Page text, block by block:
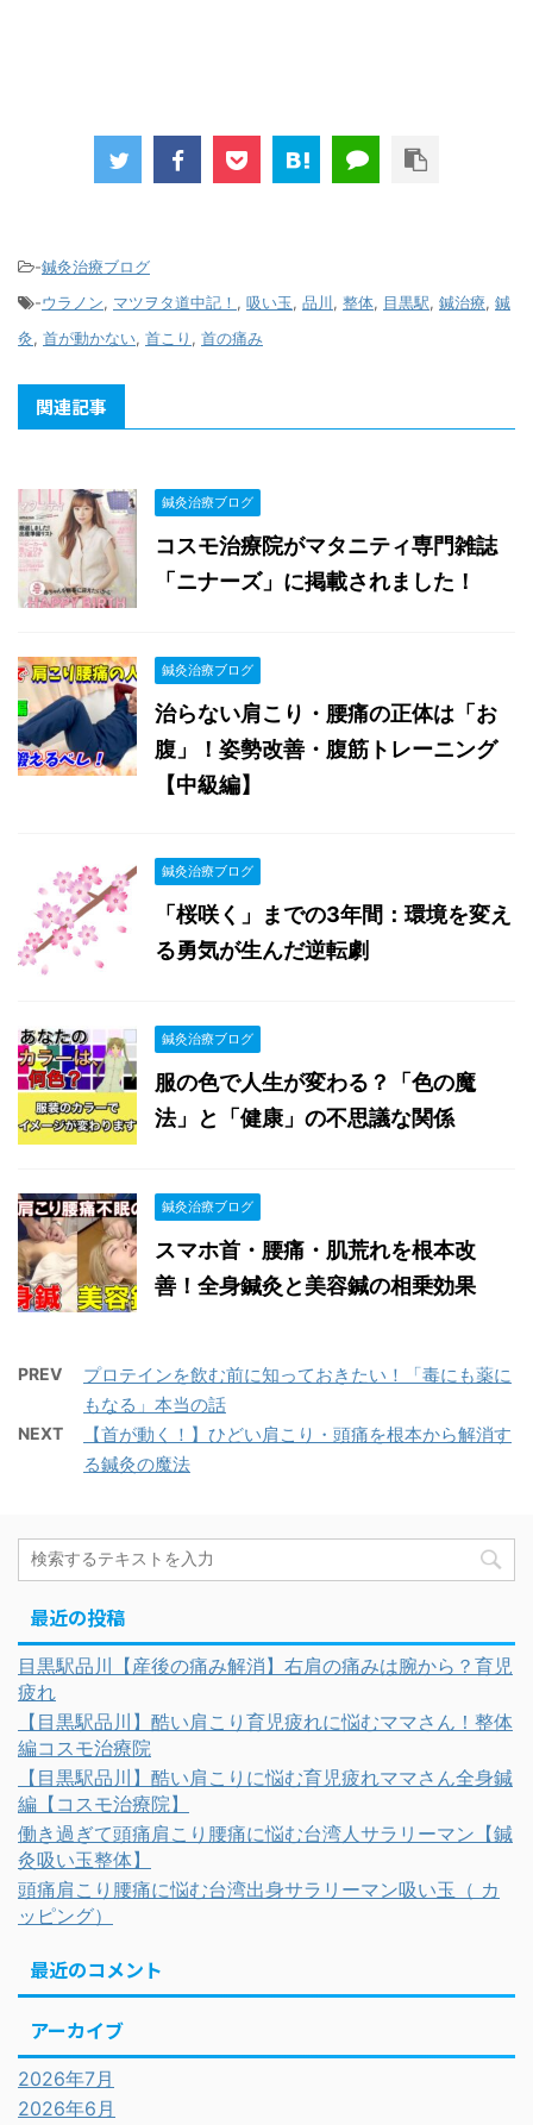
-鍼灸治療ブログ
-ウラノン, マツヲタ道中記！ , 吸い玉, 品川, 整体, 目黒駅, 鍼治療, 鍼
灸, 首が動かない, 首こり , 首の痛み
関連記事
鍼灸治療ブログ
コスモ治療院がマタニティ専門雑誌
「ニナーズ」に掲載されました！
鍼灸治療ブログ
治らない肩こり・腰痛の正体は「お
腹」！姿勢改善・腹筋トレーニング
【中級編】
鍼灸治療ブログ
「桜咲く」までの3年間：環境を変え
る勇気が生んだ逆転劇
鍼灸治療ブログ
服の色で人生が変わる？「色の魔
法」と「健康」の不思議な関係
鍼灸治療ブログ
スマホ首・腰痛・肌荒れを根本改
善！全身鍼灸と美容鍼の相乗効果
PREV
プロテインを飲む前に知っておきたい！「毒にも薬に
もなる」本当の話
NEXT
【首が動く！】ひどい肩こり・頭痛を根本から解消す
る鍼灸の魔法
最近の投稿
目黒駅品川【産後の痛み解消】右肩の痛みは腕から？育児
疲れ
【目黒駅品川】酷い肩こり育児疲れに悩むママさん！整体
編コスモ治療院
【目黒駅品川】酷い肩こりに悩む育児疲れママさん全身鍼
編【コスモ治療院】
働き過ぎて頭痛肩こり腰痛に悩む台湾人サラリーマン【鍼
灸吸い玉整体】
頭痛肩こり腰痛に悩む台湾出身サラリーマン吸い玉（ カ
ッピング）
最近のコメント
アーカイブ
2026年7月
2026年6月